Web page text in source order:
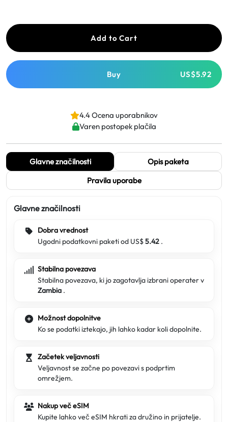
Add to Cart
Buy US$5.92
4.4 Ocena uporabnikov
Varen postopek plačila
Glavne značilnosti
Opis paketa
Pravila uporabe
Glavne značilnosti
Dobra vrednost
Ugodni podatkovni paketi od US$5.42 .
Stabilna povezava
Stabilna povezava, ki jo zagotavlja izbrani operater v
Zambia .
Možnost dopolnitve
Ko se podatki iztekajo, jih lahko kadar koli dopolnite.
Začetek veljavnosti
Veljavnost se začne po povezavi s podprtim
omrežjem.
Nakup več eSIM
Kupite lahko več eSIM hkrati za družino in prijatelje.